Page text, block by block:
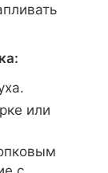
или